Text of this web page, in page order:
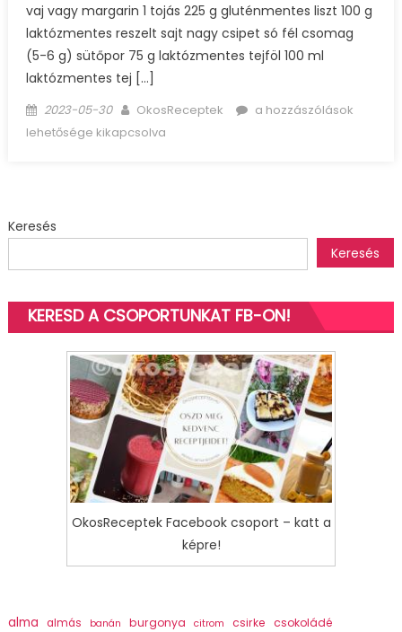
vaj vagy margarin 1 tojás 225 g gluténmentes liszt 100 g
laktózmentes reszelt sajt nagy csipet só fél csomag
(5-6 g) sütőpor 75 g laktózmentes tejföl 100 ml
laktózmentes tej […]
Posted
on
2023-05-30 Author
OkosReceptek
Sajtos
a hozzászólások
lehetősége kikapcsolva
Keresés
Keresés
KERESD A CSOPORTUNKAT FB-ON!
OkosReceptek Facebook csoport – katt a
képre!
alma almás banán burgonya citrom csirke csokoládé